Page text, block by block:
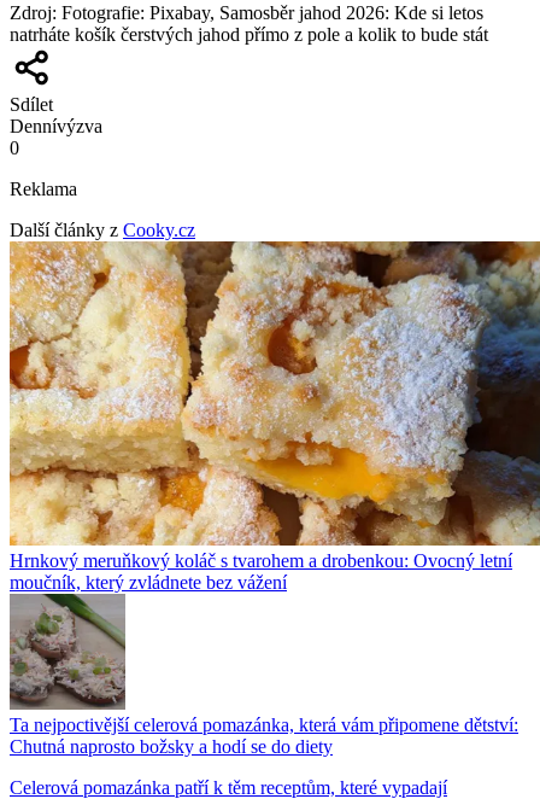
Zdroj: Fotografie: Pixabay, Samosběr jahod 2026: Kde si letos
natrháte košík čerstvých jahod přímo z pole a kolik to bude stát
Sdílet
Dennívýzva
0
Reklama
Další články z Cooky.cz
Hrnkový meruňkový koláč s tvarohem a drobenkou: Ovocný letní
moučník, který zvládnete bez vážení
Ta nejpoctivější celerová pomazánka, která vám připomene dětství:
Chutná naprosto božsky a hodí se do diety
Celerová pomazánka patří k těm receptům, které vypadají